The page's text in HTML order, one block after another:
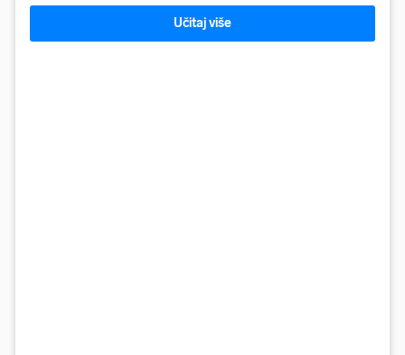
Učitaj više